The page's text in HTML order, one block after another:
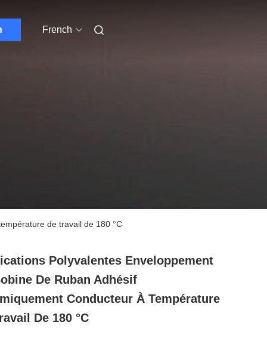
French
de travail de 180 °C
Polyvalentes Enveloppement
De Ruban Adhésif
Conducteur À Température
De 180 °C